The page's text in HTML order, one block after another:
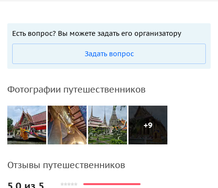
Есть вопрос? Вы можете задать его организатору
Задать вопрос
Фотографии путешественников
+9
Отзывы путешественников